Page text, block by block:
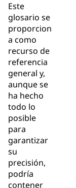
Este
glosario se
proporcion
a como
recurso de
referencia
general y,
aunque se
ha hecho
todo lo
posible
para
garantizar
su
precisión,
podría
contener